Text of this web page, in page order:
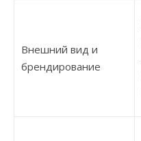
Внешний вид и
брендирование